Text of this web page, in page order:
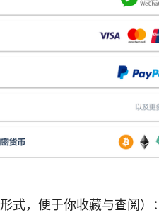
式，便于你收藏与查阅）：